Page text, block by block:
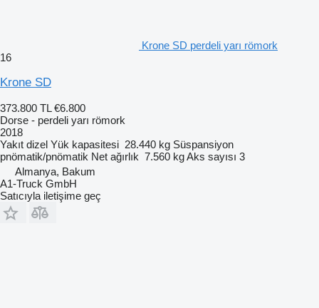
Krone SD perdeli yarı römork
16
Krone SD
373.800 TL €6.800
Dorse - perdeli yarı römork
2018
Yakıt dizel Yük kapasitesi 28.440 kg Süspansiyon
pnömatik/pnömatik Net ağırlık 7.560 kgAks sayısı 3
Almanya, Bakum
A1-Truck GmbH
Satıcıyla iletişime geç